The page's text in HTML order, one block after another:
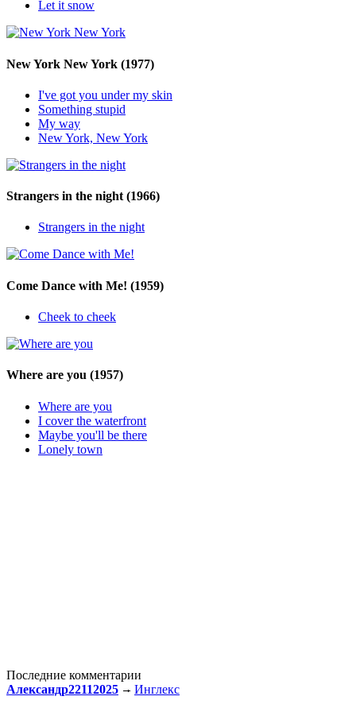
Let it snow
New York New York (1977)
I've got you under my skin
Something stupid
My way
New York, New York
Strangers in the night (1966)
Strangers in the night
Come Dance with Me! (1959)
Cheek to cheek
Where are you (1957)
Where are you
I cover the waterfront
Maybe you'll be there
Lonely town
Последние комментарии
Александр22112025
Инглекс